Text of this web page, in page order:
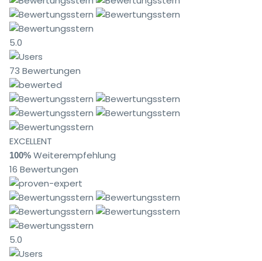
5.0
73 Bewertungen
EXCELLENT
100% Weiterempfehlung
16 Bewertungen
5.0